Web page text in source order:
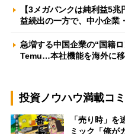
【3メガバンクは純利益5
益続出の一方で、中小企業
急増する中国企業の“国籍
Temu…本社機能を海外に
投資ノウハウ満載コ
「売り時」
ミック「俺が